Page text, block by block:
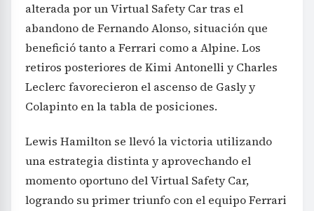
alterada por un Virtual Safety Car tras el
abandono de Fernando Alonso, situación que
benefició tanto a Ferrari como a Alpine. Los
retiros posteriores de Kimi Antonelli y Charles
Leclerc favorecieron el ascenso de Gasly y
Colapinto en la tabla de posiciones.
Lewis Hamilton se llevó la victoria utilizando
una estrategia distinta y aprovechando el
momento oportuno del Virtual Safety Car,
logrando su primer triunfo con el equipo Ferrari